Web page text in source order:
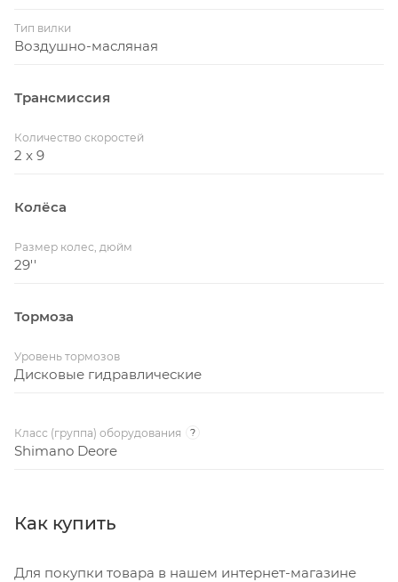
Тип вилки
Воздушно-масляная
Трансмиссия
Количество скоростей
2 x 9
Колёса
Размер колес, дюйм
29''
Тормоза
Уровень тормозов
Дисковые гидравлические
Класс (группа) оборудования ?
Shimano Deore
Как купить
Для покупки товара в нашем интернет-магазине